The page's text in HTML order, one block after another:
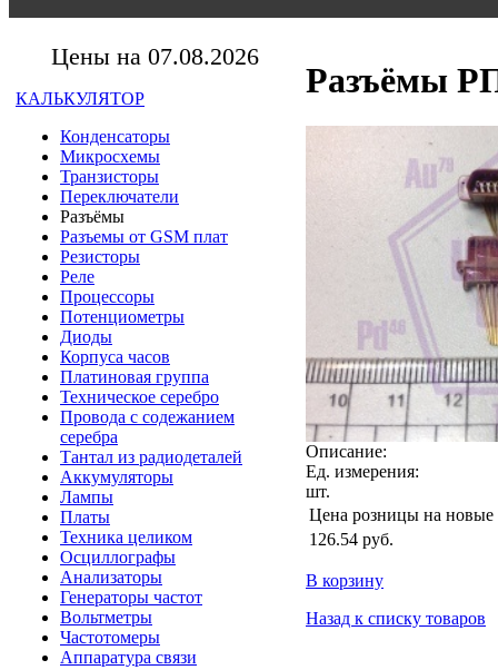
Цены на 07.08.2026
КАЛЬКУЛЯТОР
Конденсаторы
Микросхемы
Транзисторы
Переключатели
Разъёмы
Разъемы от GSM плат
Резисторы
Реле
Процессоры
Потенциометры
Диоды
Корпуса часов
Платиновая группа
Техническое серебро
Провода с содежанием
серебра
Тантал из радиодеталей
Аккумуляторы
Лампы
Платы
Техника целиком
Осциллографы
Анализаторы
Генераторы частот
Вольтметры
Частотомеры
Аппаратура связи
Разъёмы
Описание:
Ед. измерения:
шт.
Цена розницы на новые
126.54 руб.
В корзину
Назад к списку товаров